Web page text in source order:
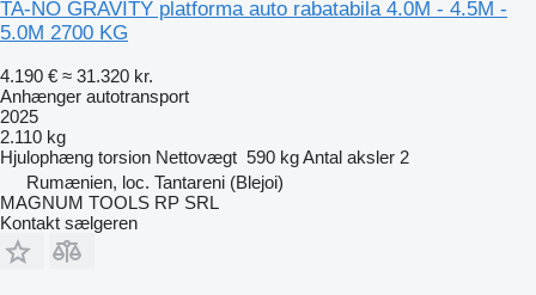
TA-NO GRAVITY platforma auto rabatabila 4.0M - 4.5M -
5.0M 2700 KG
4.190 € ≈ 31.320 kr.
Anhænger autotransport
2025
2.110 kg
Hjulophæng torsion Nettovægt 590 kgAntal aksler 2
Rumænien, loc. Tantareni (Blejoi)
MAGNUM TOOLS RP SRL
Kontakt sælgeren